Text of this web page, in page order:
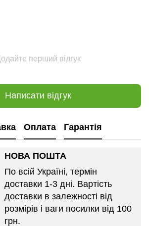
перший відгук
Написати відгук
Оплата Гарантія
НОВА ПОШТА
По всій Україні, термін
доставки 1-3 дні. Вартість
доставки в залежності від
розмірів і ваги посилки від 100
грн.